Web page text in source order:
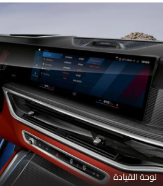
لوحة القيادة